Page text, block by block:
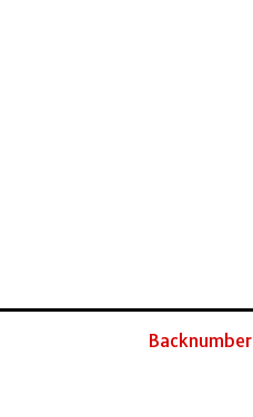
Backnumber